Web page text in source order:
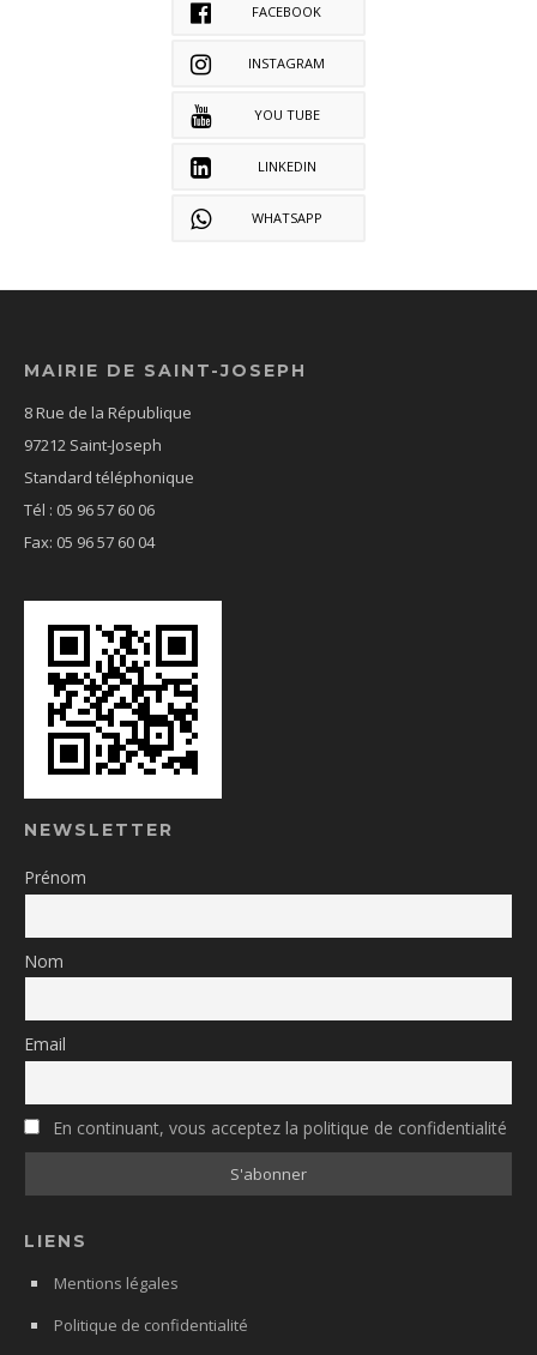
FACEBOOK
INSTAGRAM
YOU TUBE
LINKEDIN
WHATSAPP
MAIRIE DE SAINT-JOSEPH
8 Rue de la République
97212 Saint-Joseph
Standard téléphonique
Tél : 05 96 57 60 06
Fax: 05 96 57 60 04
NEWSLETTER
Prénom
Nom
Email
En continuant, vous acceptez la politique de confidentialité
LIENS
Mentions légales
Politique de confidentialité